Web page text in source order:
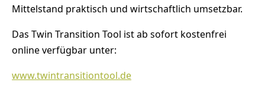
Mittelstand praktisch und wirtschaftlich umsetzbar.
Das Twin Transition Tool ist ab sofort kostenfrei
online verfügbar unter:
www.twintransitiontool.de